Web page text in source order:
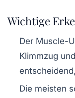
Wichtige
Der Muscle-
Klimmzug
Die meisten